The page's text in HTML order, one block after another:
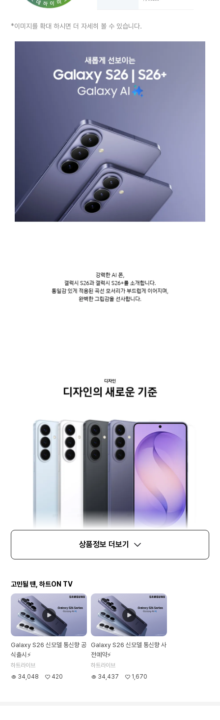
*이미지를 확대 하시면 더 자세히 볼 수 있습니다.
상품정보 더보기
고민될 땐, 하트ON TV
Galaxy S26 신모델 통신향 공
식출시⚡
하트라이브
34,048
420
Galaxy S26 신모델 통신향 사
전예약⚡
하트라이브
34,437
1,670